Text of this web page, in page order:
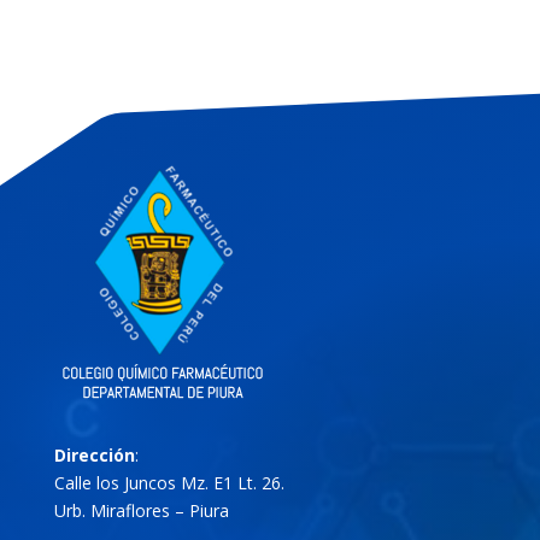
Dirección:
Calle los Juncos Mz. E1 Lt. 26.
Urb. Miraflores – Piura